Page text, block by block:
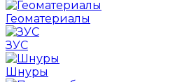
Геоматериалы
ЗУС
Шнуры